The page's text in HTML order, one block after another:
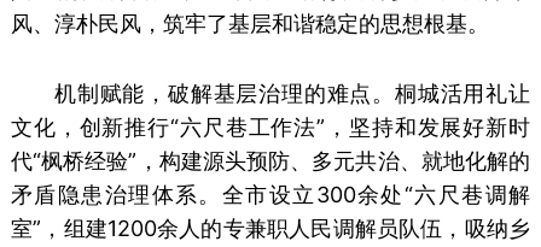
风、淳朴民风，筑牢了基层和谐稳定的思想根基。
机制赋能，破解基层治理的难点。桐城活用礼让
文化，创新推行“六尺巷工作法”，坚持和发展好新时
代“枫桥经验”，构建源头预防、多元共治、就地化解的
矛盾隐患治理体系。全市设立300余处“六尺巷调解
室”，组建1200余人的专兼职人民调解员队伍，吸纳乡